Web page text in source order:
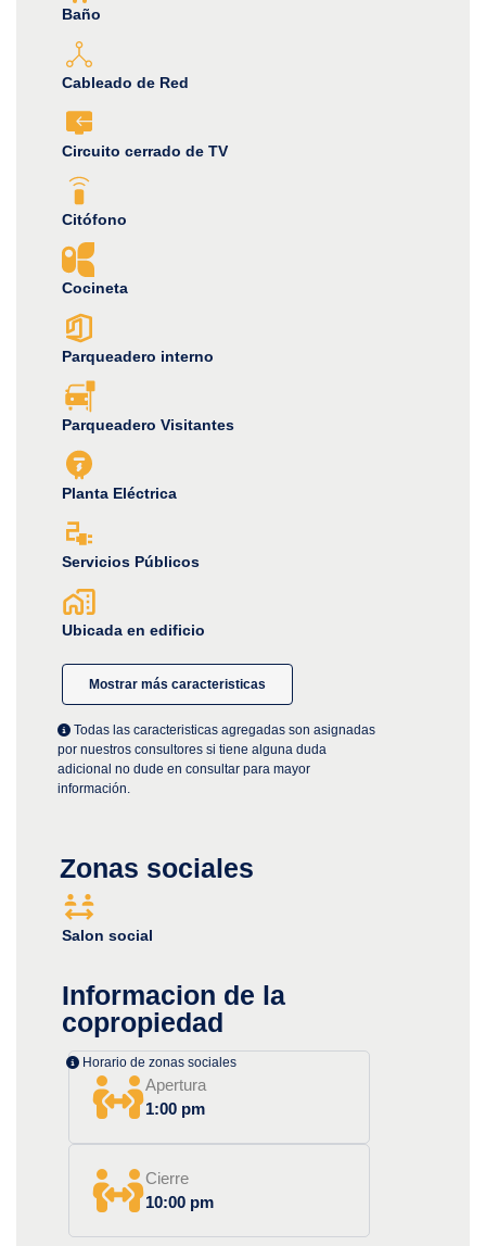
Baño
Cableado de Red
Circuito cerrado de TV
Citófono
Cocineta
Parqueadero interno
Parqueadero Visitantes
Planta Eléctrica
Servicios Públicos
Ubicada en edificio
Mostrar más caracteristicas
Todas las caracteristicas agregadas son asignadas
por nuestros consultores si tiene alguna duda
adicional no dude en consultar para mayor
información.
Zonas sociales
Salon social
Informacion de la
copropiedad
Horario de zonas sociales
Apertura
1:00 pm
Cierre
10:00 pm